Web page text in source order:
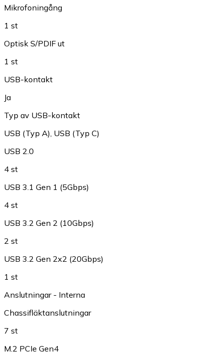
Mikrofoningång
1 st
Optisk S/PDIF ut
1 st
USB-kontakt
Ja
Typ av USB-kontakt
USB (Typ A) USB (Typ C)
USB 2.0
4 st
USB 3.1 Gen 1 (5Gbps)
4 st
USB 3.2 Gen 2 (10Gbps)
2 st
USB 3.2 Gen 2x2 (20Gbps)
1 st
Anslutningar - Interna
Chassifläktanslutningar
7 st
M.2 PCIe Gen4